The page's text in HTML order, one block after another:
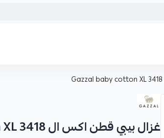
غزال بيبي قطن اكس ال Gazzal baby cotton XL 3418